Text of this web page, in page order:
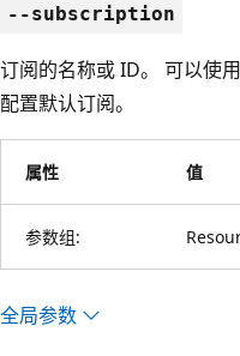
--subscription
订阅的名称或 ID。 可以使用
配置默认订阅。
属性 值
参数组:
全局参数